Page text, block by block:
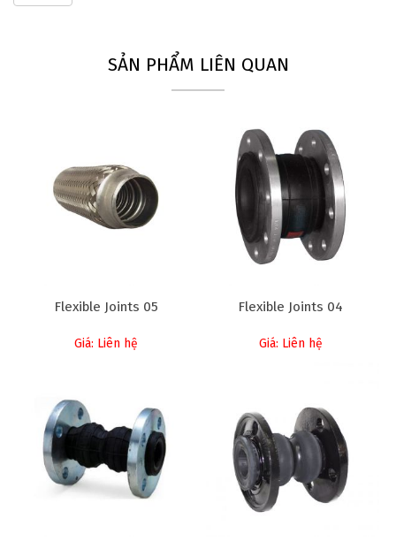
SẢN PHẨM LIÊN QUAN
Flexible Joints 05
Giá: Liên hệ
Flexible Joints 04
Giá: Liên hệ